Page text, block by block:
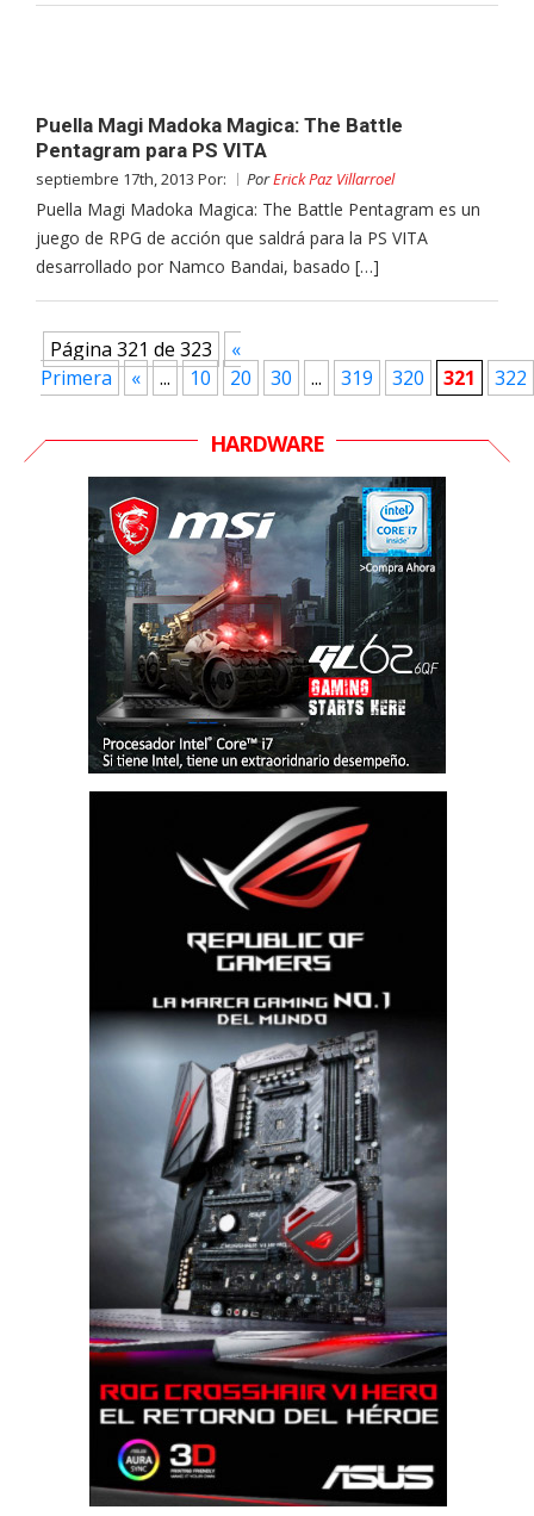
Puella Magi Madoka Magica: The Battle
Pentagram para PS VITA
septiembre 17th, 2013 Por: PorErick Paz Villarroel
Puella Magi Madoka Magica: The Battle Pentagram es un
juego de RPG de acción que saldrá para la PS VITA
desarrollado por Namco Bandai, basado […]
Página 321 de 323
«
Primera
« ... 10 20 30 ... 319 320 321 322
HARDWARE